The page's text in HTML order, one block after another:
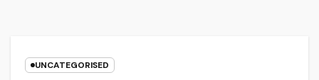
UNCATEGORISED